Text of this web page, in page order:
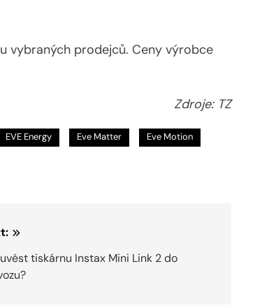
vybraných prodejců. Ceny výrobce
Zdroje: TZ
EVE Energy Eve Matter Eve Motion
tiskárnu Instax Mini Link 2 do